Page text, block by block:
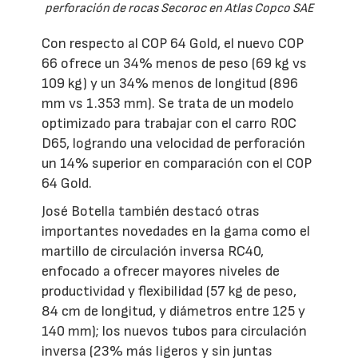
perforación de rocas Secoroc en Atlas Copco SAE
Con respecto al COP 64 Gold, el nuevo COP
66 ofrece un 34% menos de peso (69 kg vs
109 kg) y un 34% menos de longitud (896
mm vs 1.353 mm). Se trata de un modelo
optimizado para trabajar con el carro ROC
D65, logrando una velocidad de perforación
un 14% superior en comparación con el COP
64 Gold.
José Botella también destacó otras
importantes novedades en la gama como el
martillo de circulación inversa RC40,
enfocado a ofrecer mayores niveles de
productividad y flexibilidad (57 kg de peso,
84 cm de longitud, y diámetros entre 125 y
140 mm); los nuevos tubos para circulación
inversa (23% más ligeros y sin juntas